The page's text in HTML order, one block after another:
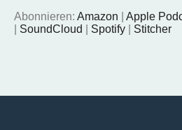
Google Podcasts
Spotify
LINK
Abonnieren: Amazon Apple
SoundCloud Spotify Stitcher